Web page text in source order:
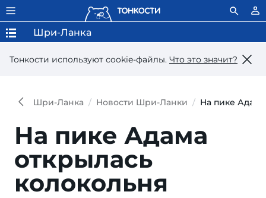
Тонкости используют сookie-файлы. Что это значит?
Шри-Ланка
Шри-Ланка Новости Шри-Ланки На пике
На пике Адама
открылась
колокольня